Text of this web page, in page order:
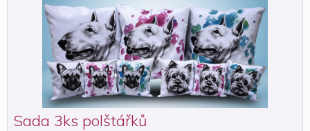
Sada 3ks polštářků